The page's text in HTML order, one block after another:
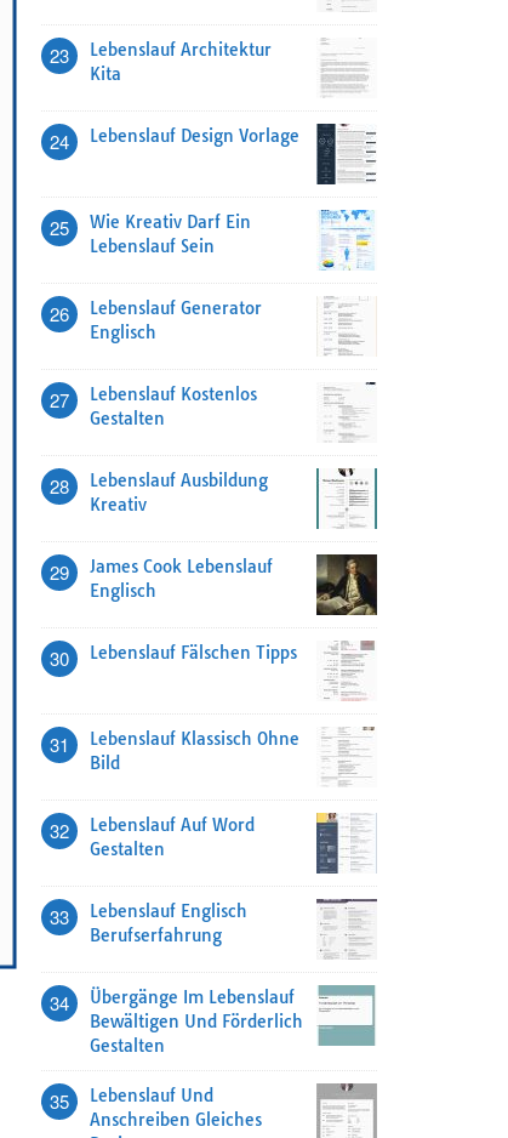
23
Lebenslauf Architektur
Kita
24 Lebenslauf Design Vorlage
25
Wie Kreativ Darf Ein
Lebenslauf Sein
26
Lebenslauf Generator
Englisch
27
Lebenslauf Kostenlos
Gestalten
28
Lebenslauf Ausbildung
Kreativ
29
James Cook Lebenslauf
Englisch
30 Lebenslauf Fälschen Tipps
31
Lebenslauf Klassisch Ohne
Bild
32
Lebenslauf Auf Word
Gestalten
33
Lebenslauf Englisch
Berufserfahrung
34
Übergänge Im Lebenslauf
Bewältigen Und Förderlich
Gestalten
35
Lebenslauf Und
Anschreiben Gleiches